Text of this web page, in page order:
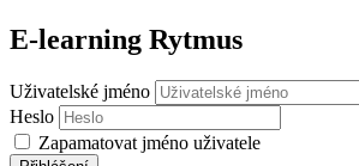
E-learning Rytmus
Uživatelské jméno
Heslo
Zapamatovat jméno uživatele